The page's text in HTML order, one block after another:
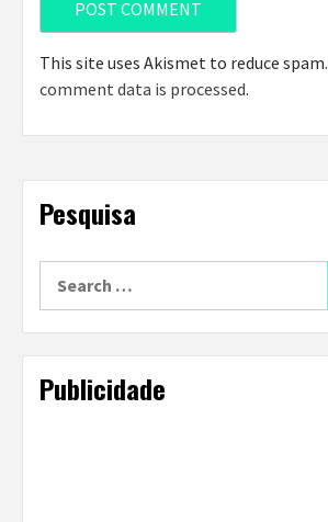
This site uses Akismet to reduce spam.
comment data is processed.
Pesquisa
Publicidade